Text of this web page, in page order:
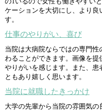
ケーションを大切にし、より良
す。
仕事のやりがい、喜び
当院は大病院ならではの専門
わることができます。画像を提
やりがいを感じます。また、患
ともあり嬉しく思います。
当院に就職したきっかけ
大学の先輩から当院の雰囲気